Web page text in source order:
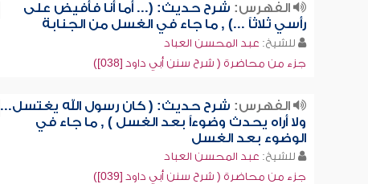
الفهرس: شرح حديث: (... أما أنا فأفيض على
رأسي ثلاثاً ...) , ما جاء في الغسل من الجنابة
للشيخ: عبد المحسن العباد
جزء من محاضرة ( شرح سنن أبي داود [038])
الفهرس: شرح حديث: ( كان رسول الله يغتسل...
ولا أراه يحدث وضوءاً بعد الغسل ) , ما جاء في
الوضوء بعد الغسل
للشيخ: عبد المحسن العباد
جزء من محاضرة ( شرح سنن أبي داود [039])